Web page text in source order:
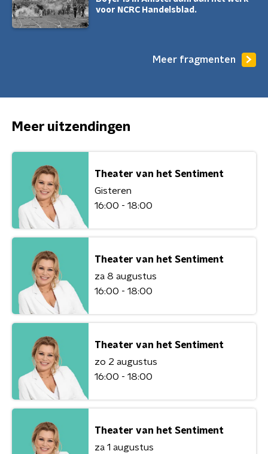
voor NCRC Handelsblad.
Meer fragmenten
Meer uitzendingen
Theater van het Sentiment
Gisteren
16:00 - 18:00
Theater van het Sentiment
za 8 augustus
16:00 - 18:00
Theater van het Sentiment
zo 2 augustus
16:00 - 18:00
Theater van het Sentiment
za 1 augustus